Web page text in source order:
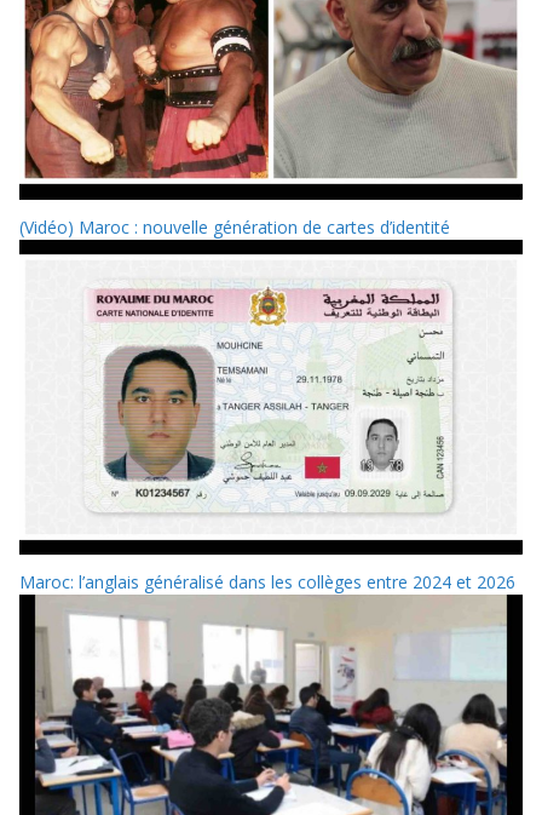
(Vidéo) Maroc : nouvelle génération de cartes d’identité
Maroc: l’anglais généralisé dans les collèges entre 2024 et 2026